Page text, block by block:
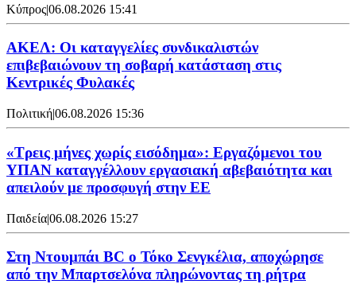
Κύπρος|06.08.2026 15:41
ΑΚΕΛ: Οι καταγγελίες συνδικαλιστών
επιβεβαιώνουν τη σοβαρή κατάσταση στις
Κεντρικές Φυλακές
Πολιτική|06.08.2026 15:36
«Τρεις μήνες χωρίς εισόδημα»: Εργαζόμενοι του
ΥΠΑΝ καταγγέλλουν εργασιακή αβεβαιότητα και
απειλούν με προσφυγή στην ΕΕ
Παιδεία|06.08.2026 15:27
Στη Nτουμπάι BC ο Τόκο Σενγκέλια, αποχώρησε
από την Μπαρτσελόνα πληρώνοντας τη ρήτρα